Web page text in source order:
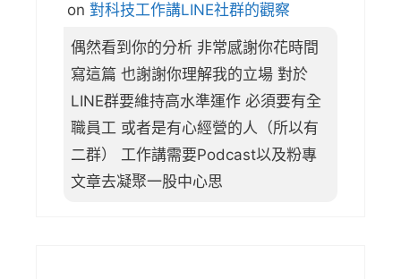
on 對科技工作講LINE社群的觀察
偶然看到你的分析 非常感謝你花時間
寫這篇 也謝謝你理解我的立場 對於
LINE群要維持高水準運作 必須要有全
職員工 或者是有心經營的人（所以有
二群） 工作講需要Podcast以及粉專
文章去凝聚一股中心思